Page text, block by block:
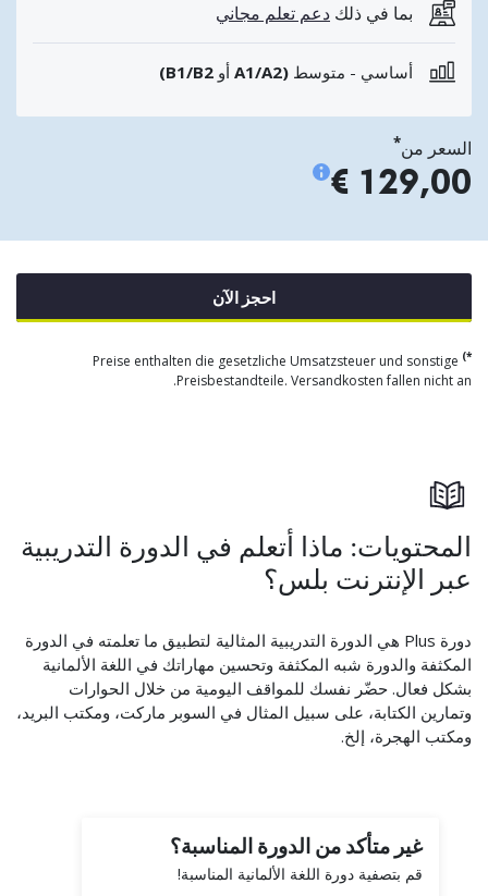
بما في ذلك دعم تعلم مجاني
أساسي - متوسط (A1/A2 أو B1/B2)
السعر من*
129,00 €
احجز الآن
*)
Preise enthalten die gesetzliche Umsatzsteuer und sonstige
Preisbestandteile. Versandkosten fallen nicht an.
المحتويات: ماذا أتعلم في الدورة التدريبية
عبر الإنترنت بلس؟
دورة Plus هي الدورة التدريبية المثالية لتطبيق ما تعلمته في الدورة
المكثفة والدورة شبه المكثفة وتحسين مهاراتك في اللغة الألمانية
بشكل فعال. حضّر نفسك للمواقف اليومية من خلال الحوارات
وتمارين الكتابة، على سبيل المثال في السوبر ماركت، ومكتب البريد،
ومكتب الهجرة، إلخ.
غير متأكد من الدورة المناسبة؟
قم بتصفية دورة اللغة الألمانية المناسبة!